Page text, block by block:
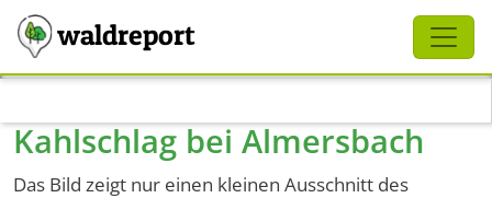
waldreport
Kahlschlag bei Almersbach
Das Bild zeigt nur einen kleinen Ausschnitt des
Schliessen